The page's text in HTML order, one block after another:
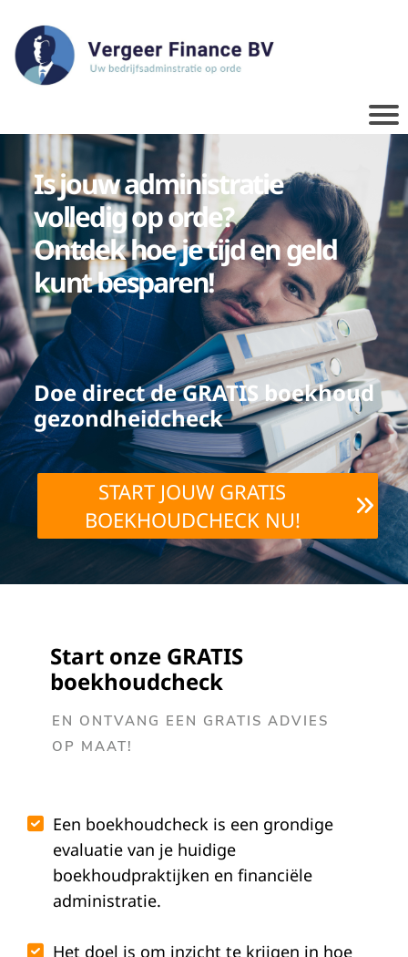
Is jouw administratie
volledig op orde?
Ontdek hoe je tijd en geld
kunt besparen!
Doe direct de GRATIS boekhoud
gezondheidcheck
START JOUW GRATIS
BOEKHOUDCHECK NU!
Start onze GRATIS
boekhoudcheck
EN ONTVANG EEN GRATIS ADVIES
OP MAAT!
Een boekhoudcheck is een grondige
evaluatie van je huidige
boekhoudpraktijken en financiële
administratie.
Het doel is om inzicht te krijgen in hoe